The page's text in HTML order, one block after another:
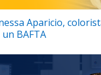
Aparicio,
BAFTA